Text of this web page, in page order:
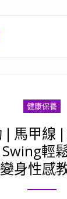
健康保養
❘馬甲線
輕
變身性感